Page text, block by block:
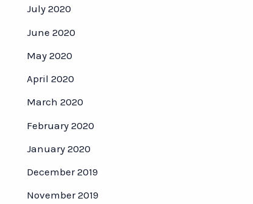
July 2020
June 2020
May 2020
April 2020
March 2020
February 2020
January 2020
December 2019
November 2019